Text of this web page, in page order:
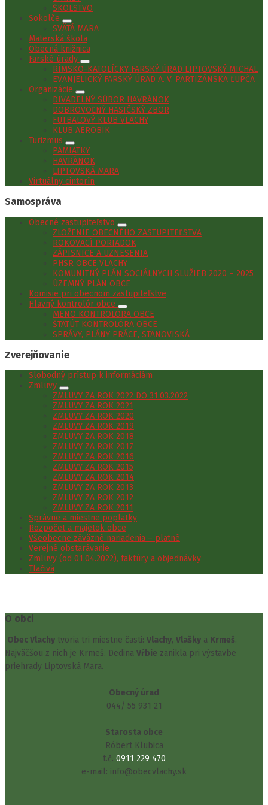
ŠKOLSTVO
Sokolče
SVÄTÁ MARA
Materská škola
Obecná knižnica
Farské úrady
RÍMSKO-KATOLÍCKY FARSKÝ ÚRAD LIPTOVSKÝ MICHAL
EVANJELICKÝ FARSKÝ ÚRAD A. V. PARTIZÁNSKA ĽUPČA
Organizácie
DIVADELNÝ SÚBOR HAVRÁNOK
DOBROVOĽNÝ HASIČSKÝ ZBOR
FUTBALOVÝ KLUB VLACHY
KLUB AEROBIK
Turizmus
PAMIATKY
HAVRÁNOK
LIPTOVSKÁ MARA
Virtuálny cintorín
Samospráva
Obecné zastupiteľstvo
ZLOŽENIE OBECNÉHO ZASTUPITEĽSTVA
ROKOVACÍ PORIADOK
ZÁPISNICE A UZNESENIA
PHSR OBCE VLACHY
KOMUNITNÝ PLÁN SOCIÁLNYCH SLUŽIEB 2020 – 2025
ÚZEMNÝ PLÁN OBCE
Komisie pri obecnom zastupiteľstve
Hlavný kontrolór obce
MENO KONTROLÓRA OBCE
ŠTATÚT KONTROLÓRA OBCE
SPRÁVY, PLÁNY PRÁCE, STANOVISKÁ
Zverejňovanie
Slobodný prístup k informáciám
Zmluvy
ZMLUVY ZA ROK 2022 DO 31.03.2022
ZMLUVY ZA ROK 2021
ZMLUVY ZA ROK 2020
ZMLUVY ZA ROK 2019
ZMLUVY ZA ROK 2018
ZMLUVY ZA ROK 2017
ZMLUVY ZA ROK 2016
ZMLUVY ZA ROK 2015
ZMLUVY ZA ROK 2014
ZMLUVY ZA ROK 2013
ZMLUVY ZA ROK 2012
ZMLUVY ZA ROK 2011
Správne a miestne poplatky
Rozpočet a majetok obce
Všeobecne záväzné nariadenia – platné
Verejné obstarávanie
Zmluvy (od 01.04.2022), faktúry a objednávky
Tlačivá
O obci
Obec Vlachy tvoria tri miestne časti: Vlachy, Vlašky a Krmeš.
Najväčšou z nich je Krmeš. Dedina Vŕbie zanikla pri výstavbe
priehrady Liptovská Mara.
Obecný úrad
044/ 55 931 21
Starosta obce
Róbert Klubica
t.č. 0911 229 470
e-mail: info@obecvlachy.sk